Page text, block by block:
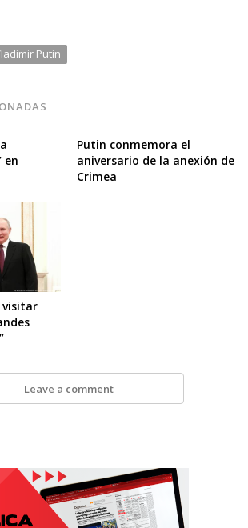
Putin
en
Putin conmemora el
aniversario de la anexión de
Crimea
visitar
Leave a comment